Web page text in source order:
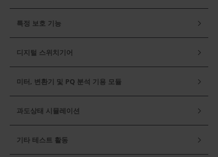
특정 보호 기능
디지털 스위치기어
미터, 변환기 및 PQ 분석 기용 모듈
과도상태 시뮬레이션
기타 테스트 활동